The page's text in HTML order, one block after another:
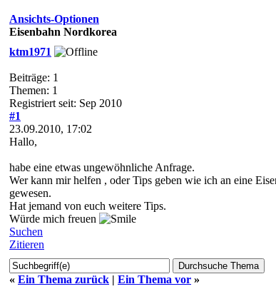
Ansichts-Optionen
Eisenbahn Nordkorea
ktm1971
Beiträge: 1
Themen: 1
Registriert seit: Sep 2010
#1
23.09.2010, 17:02
Hallo,
habe eine etwas ungewöhnliche Anfrage.
Wer kann mir helfen , oder Tips geben wie ich an eine
gewesen.
Hat jemand von euch weitere Tips.
Würde mich freuen
Suchen
Zitieren
« Ein Thema zurück | Ein Thema vor »